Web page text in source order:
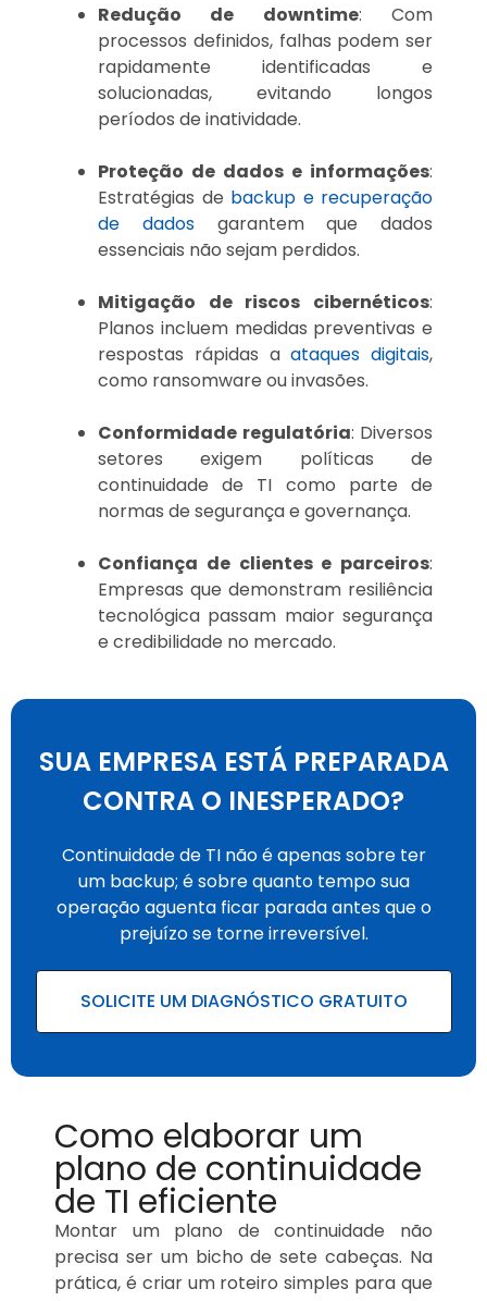
Redução de downtime: Com
processos definidos, falhas podem ser
rapidamente identificadas e
solucionadas, evitando longos
períodos de inatividade.
Proteção de dados e informações:
Estratégias de backup e recuperação
de dadosgarantem que dados
essenciais não sejam perdidos.
Mitigação de riscos cibernéticos:
Planos incluem medidas preventivas e
respostas rápidas aataques digitais,
como ransomware ou invasões.
Conformidade regulatória: Diversos
setores exigem políticas de
continuidade de TI como parte de
normas de segurança e governança.
Confiança de clientes e parceiros:
Empresas que demonstram resiliência
tecnológica passam maior segurança
e credibilidade no mercado.
SUA EMPRESA ESTÁ PREPARADA
CONTRA O INESPERADO?
Continuidade de TI não é apenas sobre ter
um backup; é sobre quanto tempo sua
operação aguenta ficar parada antes que o
prejuízo se torne irreversível.
SOLICITE UM DIAGNÓSTICO GRATUITO
Como elaborar um
plano de continuidade
de TI eficiente
Montar um plano de continuidade não
precisa ser um bicho de sete cabeças. Na
prática, é criar um roteiro simples para que